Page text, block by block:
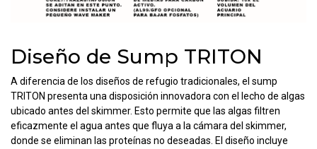
Diseño de Sump TRITON
A diferencia de los diseños de refugio tradicionales, el sump
TRITON presenta una disposición innovadora con el lecho de algas
ubicado antes del skimmer. Esto permite que las algas filtren
eficazmente el agua antes que fluya a la cámara del skimmer,
donde se eliminan las proteínas no deseadas. El diseño incluye